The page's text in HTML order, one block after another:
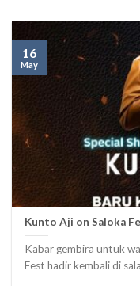
Kunto Aji on Saloka
Kabar gembira untuk
Fest hadir kembali di
16
May